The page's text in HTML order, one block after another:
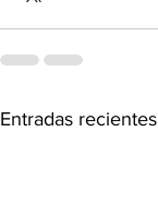
Entradas recientes